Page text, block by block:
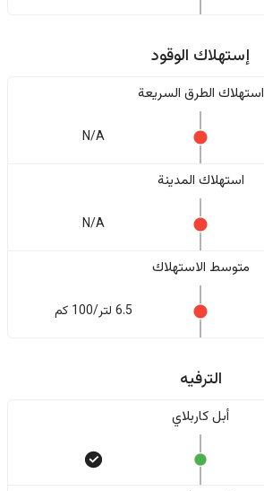
إستهلاك الوقود
استهلاك الطرق السريعة
N/A
استهلاك المدينة
N/A
متوسط الاستهلاك
6.5 لتر/100 كم
الترفيه
أبل كاربلاي